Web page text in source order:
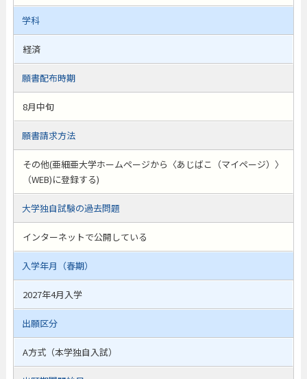
学科
経済
願書配布時期
8月中旬
願書請求方法
その他(亜細亜大学ホームページから〈あじばこ（マイページ）〉
（WEB)に登録する)
大学独自試験の過去問題
インターネットで公開している
入学年月（春期）
2027年4月入学
出願区分
A方式（本学独自入試）